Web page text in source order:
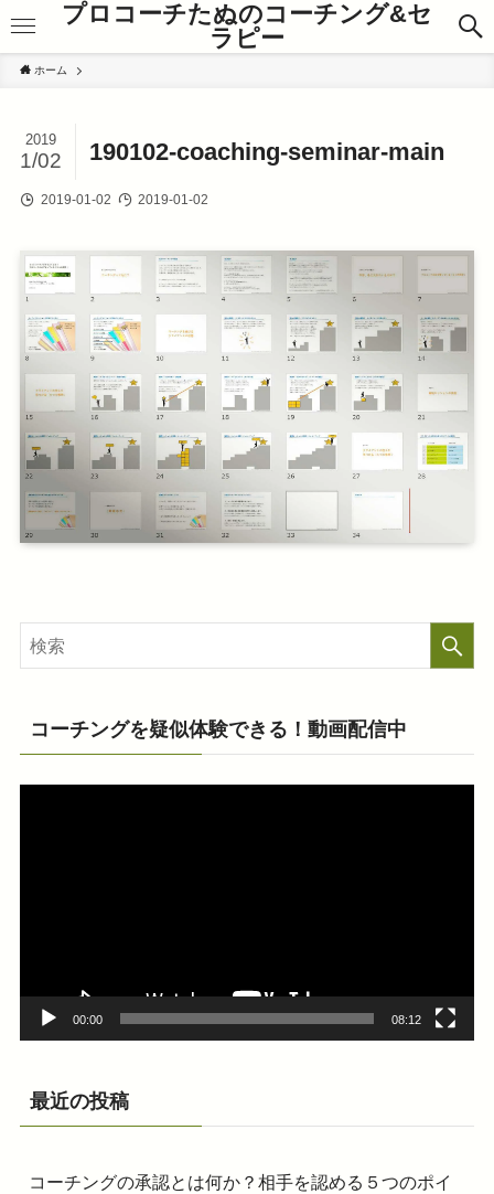
プロコーチたぬのコーチング&セ
ラピー
ホーム
190102-coaching-seminar-main
2019
1/02
2019-01-02 2019-01-02
コーチングを疑似体験できる！動画配信中
00:00 08:12
最近の投稿
コーチングの承認とは何か？相手を認める５つのポイ